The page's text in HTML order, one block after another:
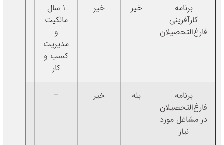
برنامه
کارآفرینی
فارغ‌التحصیلان
خیر خیر
1 سال
مالکیت
و
مدیریت
کسب و
کار
برنامه
فارغ‌التحصیلان
در مشاغل مورد
نیاز
بله خیر –